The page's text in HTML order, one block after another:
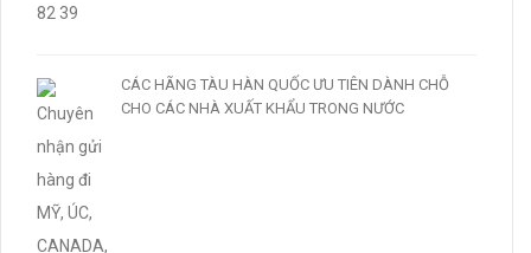
CÁC HÃNG TÀU HÀN QUỐC ƯU TIÊN DÀNH CHỖ
CHO CÁC NHÀ XUẤT KHẨU TRONG NƯỚC